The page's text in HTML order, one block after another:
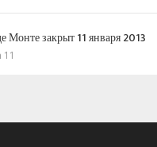
Монте закрыт 11 января 2013
11